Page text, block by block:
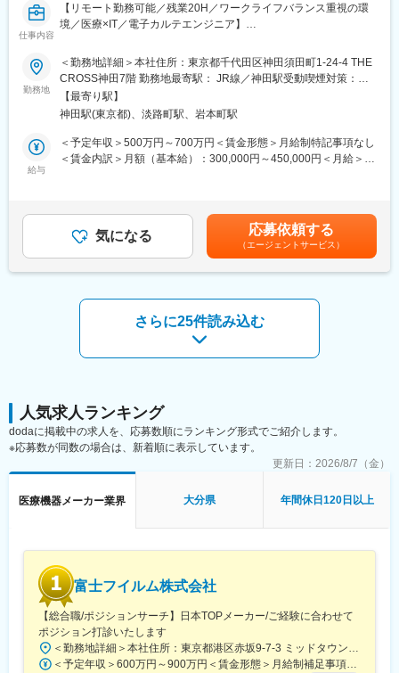
■研修：
本社周辺を予定しており、会社の用意したホテルから勤務いただ
想定しております。
■特徴：
当社初めてのクラウドサービスとして、2021年1月にクラウドカ
ルテ「blanc(ブラン)」がサービスローンチされました。クラウド
ネイティブのサービスローンチ直後にジョインいただくことにな
るため、まずはオンプレ環境の開発からお任せしますが、ゆくゆ
の上流工程からシステム開発に携わることもできます。
想定）
変更の範囲：会社の定める業務
仕事内容
【リモート勤務可能／残業20H／ワークライフバランス重視の環
境／医療×IT／電子カルテエンジニア】
■概要／採用背景：
当社のメインプロダクトである電子カルテシステムのクラウド版
の提供がスタートし、クリニックや病院などの医療施設に導入が
進んでいます。継続的な新規導入に加え、より利便性を高めクラ
イアントの業務改善に寄与していくために新たにエンジニアを募
集いたします。
■職務内容：
も、どこでもカルテを確認が出来るように各種デバイスから確認
を出来るようにPJを発足いたしました。
の基盤を開発
・電子カルテと各部門システムを接続，情報連携するインターフ
ェイスアプリケーションの開発、障害発生時の調査
・クラウドカルテと院内部門システムを連携するサービスやAPI群
の開発
関で必要な各サービスや製品と電子カルテをつないで、統合的・
総合的な医療情報サービスをお客様に届けること。
■組織：東京麹町本社メンバー、大阪オフィスメンバーなど拠点を
越えたメンバー構成です。
■業務イメージ：
■夜間勤務：
・定期メンテナンスなどで月に1-2回、30分から60分程度
※ご入社後は経験やスキルに応じてお任せしていく予定（半年前後
想定）
■開発環境：
・バックエンド・フロントエンド：C#
勤務地
＜勤務地詳細＞本社住所：東京都千代田区神田須田町1-24-4 THE
CROSS神田7階 勤務地最寄駅： JR線／神田駅受動喫煙対策：屋
内全面禁煙変更の範囲：会社の定める事業所（リモートワーク含
む）
【最寄り駅】
神田駅(東京都)、淡路町駅、岩本町駅
給与
＜予定年収＞500万円～700万円＜賃金形態＞月給制特記事項なし
＜賃金内訳＞月額（基本給）：300,000円～450,000円＜月給＞
までも目安の金額であり、選考を通じて上下する可能性がありま
す。月給(月額)は固定手当を含めた表記です。
気になる 応募依頼する
（エージェントサービス）
さらに25件読み込む
人気求人ランキング
dodaに掲載中の求人を、応募数順にランキング形式でご紹介します。
※応募数が同数の場合は、新着順に表示しています。
更新日： 2026/8/7（金）
医療機器メーカー業界 大分県 年間休日120日以上
富士フイルム株式会社
【総合職/ポジションサーチ】日本TOPメーカー/ご経験に合わせて
ポジション打診いたします